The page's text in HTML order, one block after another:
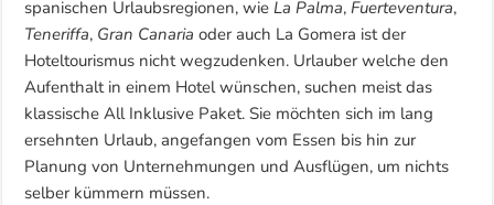
spanischen Urlaubsregionen, wie La Palma,Fuerteventura,
Teneriffa, Gran Canaria oder auch La Gomera ist der
Hoteltourismus nicht wegzudenken. Urlauber welche den
Aufenthalt in einem Hotel wünschen, suchen meist das
klassische All Inklusive Paket. Sie möchten sich im lang
ersehnten Urlaub, angefangen vom Essen bis hin zur
Planung von Unternehmungen und Ausflügen, um nichts
selber kümmern müssen.